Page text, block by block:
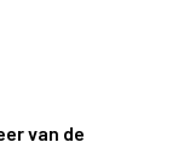
van de